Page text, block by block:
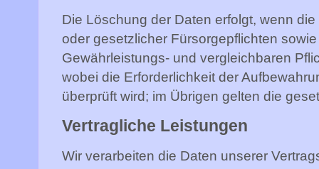
Die Löschung der Daten erfolgt, wenn
oder gesetzlicher Fürsorgepflichten
Gewährleistungs- und vergleichbaren
wobei die Erforderlichkeit der
überprüft wird; im Übrigen gelten die
Vertragliche Leistungen
Wir verarbeiten die Daten unserer